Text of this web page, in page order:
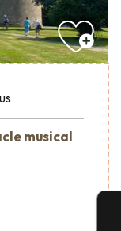
musical